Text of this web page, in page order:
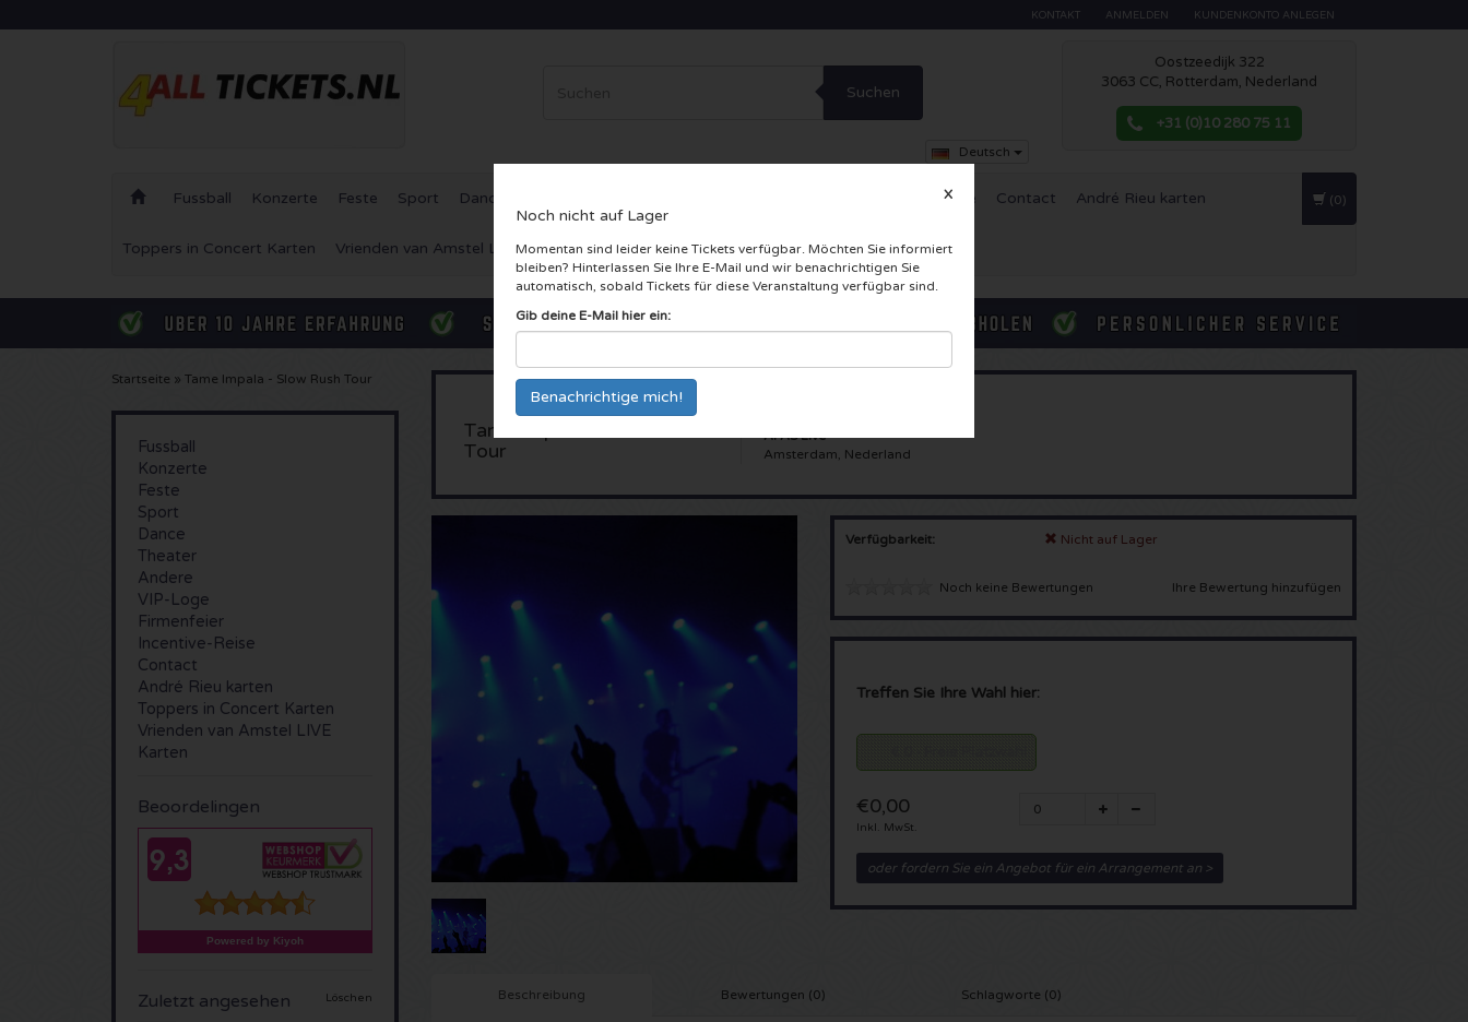
KONTAKT ANMELDEN KUNDENKONTO ANLEGEN
Suchen
Deutsch
Oostzeedijk 322
3063 CC, Rotterdam, Nederland
+31 (0)10 280 75 11
Fussball Konzerte Feste Sport Dance Incentive-Reise Contact André Rieu karten
Toppers in Concert Karten Vrienden van Amstel LIVE Karten
(0)
Noch nicht auf Lager
X
Momentan sind leider keine Tickets verfügbar. Möchten Sie informiert
bleiben? Hinterlassen Sie Ihre E-Mail und wir benachrichtigen Sie
automatisch, sobald Tickets für diese Veranstaltung verfügbar sind.
Gib deine E-Mail hier ein:
Startseite » Tame Impala - Slow Rush Tour
Fussball
Konzerte
Feste
Sport
Dance
Theater
Andere
VIP-Loge
Firmenfeier
Incentive-Reise
Contact
André Rieu karten
Toppers in Concert Karten
Vrienden van Amstel LIVE
Karten
Beoordelingen
Zuletzt angesehen Löschen
Tame Impala - Slow Rush
Tour
AFAS Live
Amsterdam, Nederland
Verfügbarkeit: Nicht auf Lager
Noch keine Bewertungen Ihre Bewertung hinzufügen
Treffen Sie Ihre Wahl hier:
€0,00
Inkl. MwSt.
oder fordern Sie ein Angebot für ein Arrangement an >
Beschreibung Bewertungen (0) Schlagworte (0)